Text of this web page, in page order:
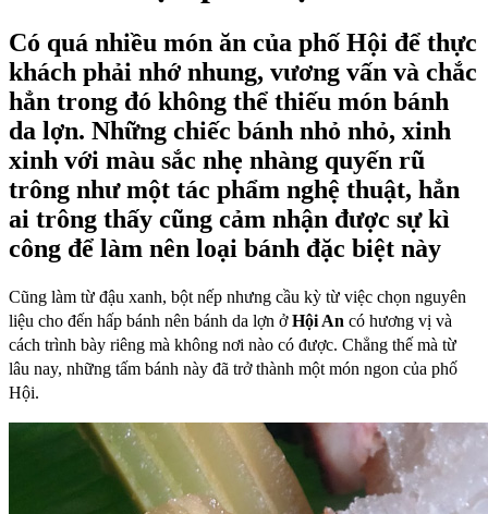
Có quá nhiều món ăn của phố Hội để thực
khách phải nhớ nhung, vương vấn và chắc
hẳn trong đó không thể thiếu món bánh
da lợn. Những chiếc bánh nhỏ nhỏ, xinh
xinh với màu sắc nhẹ nhàng quyến rũ
trông như một tác phẩm nghệ thuật, hẳn
ai trông thấy cũng cảm nhận được sự kì
công để làm nên loại bánh đặc biệt này
Cũng làm từ đậu xanh, bột nếp nhưng cầu kỳ từ việc chọn nguyên
liệu cho đến hấp bánh nên bánh da lợn ởHội An có hương vị và
cách trình bày riêng mà không nơi nào có được. Chẳng thế mà từ
lâu nay, những tấm bánh này đã trở thành một món ngon của phố
Hội.